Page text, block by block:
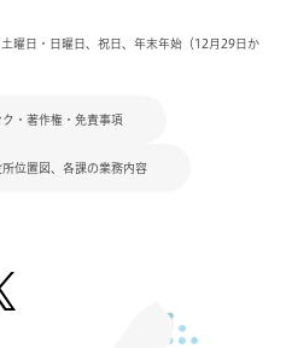
曜日・日曜日、祝日、年末年始（12月29日か
ク・著作権・免責事項
所位置図、各課の業務内容